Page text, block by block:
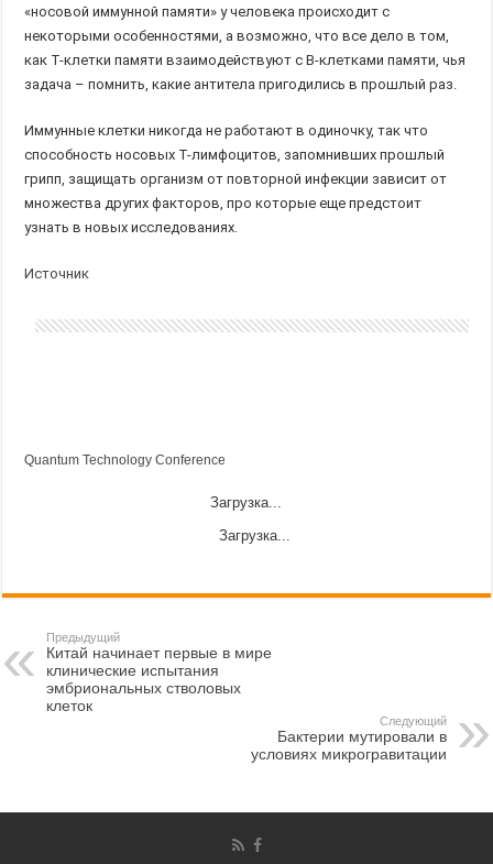
«носовой иммунной памяти» у человека происходит с
некоторыми особенностями, а возможно, что все дело в том,
как Т-клетки памяти взаимодействуют с В-клетками памяти, чья
задача – помнить, какие антитела пригодились в прошлый раз.
Иммунные клетки никогда не работают в одиночку, так что
способность носовых Т-лимфоцитов, запомнивших прошлый
грипп, защищать организм от повторной инфекции зависит от
множества других факторов, про которые еще предстоит
узнать в новых исследованиях.
Источник
Quantum Technology Conference
Загрузка...
Загрузка...
Предыдущий
Китай начинает первые в мире
клинические испытания
эмбриональных стволовых
клеток
Следующий
Бактерии мутировали в
условиях микрогравитации